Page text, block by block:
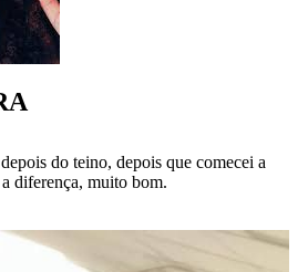
do teino, depois que comecei a
diferença, muito bom.